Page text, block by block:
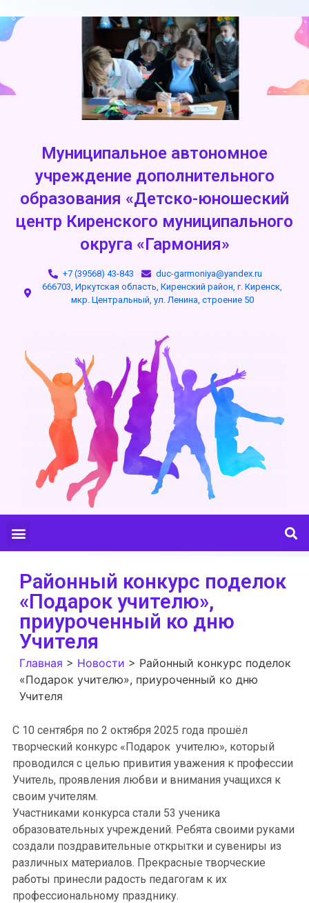
Муниципальное автономное
учреждение дополнительного
образования «Детско-юношеский
центр Киренского муниципального
округа «Гармония»
+7 (39568) 43-843
duc-garmoniya@yandex.ru
666703, Иркутская область, Киренский район, г. Киренск,
мкр. Центральный, ул. Ленина, строение 50
Районный конкурс поделок
«Подарок учителю»,
приуроченный ко дню
Учителя
Главная > Новости > Районный конкурс поделок
«Подарок учителю», приуроченный ко дню
Учителя
С 10 сентября по 2 октября 2025 года прошёл
творческий конкурс «Подарок учителю», который
проводился с целью привития уважения к профессии
Учитель, проявления любви и внимания учащихся к
своим учителям.
Участниками конкурса стали 53 ученика
образовательных учреждений. Ребята своими руками
создали поздравительные открытки и сувениры из
различных материалов. Прекрасные творческие
работы принесли радость педагогам к их
профессиональному празднику.